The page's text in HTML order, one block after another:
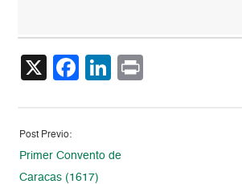
X Facebook
LinkedIn
Post Previo:
Primer Convento de
Caracas (1617)